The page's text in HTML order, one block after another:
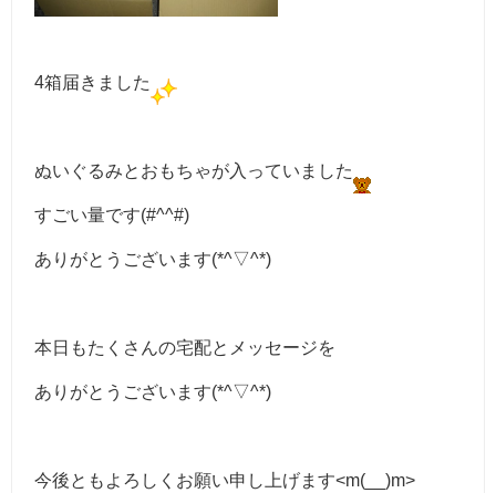
4箱届きました
ぬいぐるみとおもちゃが入っていました
すごい量です(#^^#)
ありがとうございます(*^▽^*)
本日もたくさんの宅配とメッセージを
ありがとうございます(*^▽^*)
今後ともよろしくお願い申し上げます<m(__)m>